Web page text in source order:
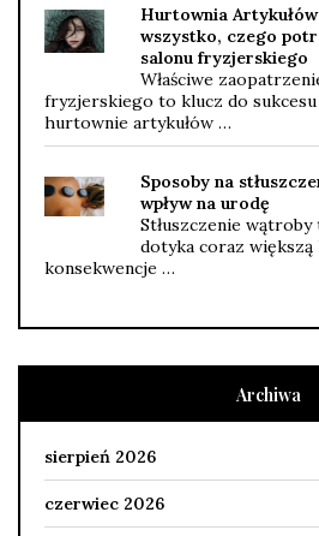
Hurtownia
wszystko, czego
salonu fryzjerskiego
Właściwe
fryzjerskiego to klucz do sukcesu
hurtownie artykułów …
Sposoby na
wpływ na urodę
Stłuszczenie
dotyka coraz większą
konsekwencje …
Archiwa
sierpień 2026
czerwiec 2026